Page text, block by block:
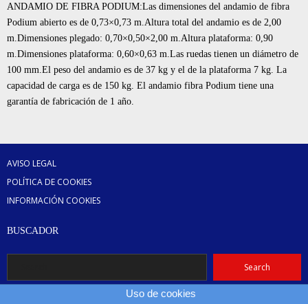
ANDAMIO DE FIBRA PODIUM:Las dimensiones del andamio de fibra
Podium abierto es de 0,73×0,73 m.Altura total del andamio es de 2,00
m.Dimensiones plegado: 0,70×0,50×2,00 m.Altura plataforma: 0,90
m.Dimensiones plataforma: 0,60×0,63 m.Las ruedas tienen un diámetro de
100 mm.El peso del andamio es de 37 kg y el de la plataforma 7 kg. La
capacidad de carga es de 150 kg. El andamio fibra Podium tiene una
garantía de fabricación de 1 año.
AVISO LEGAL
POLÍTICA DE COOKIES
INFORMACIÓN COOKIES
BUSCADOR
Uso de cookies